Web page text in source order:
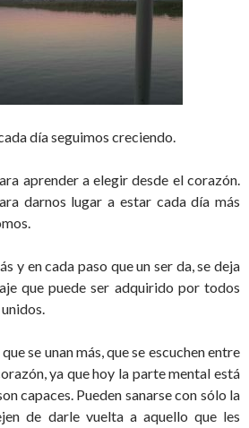
día seguimos creciendo.
aprender a elegir desde el corazón.
darnos lugar a estar cada día más
y en cada paso que un ser da, se deja
que puede ser adquirido por todos
se unan más, que se escuchen entre
ya que hoy la parte mental está
capaces. Pueden sanarse con sólo la
de darle vuelta a aquello que les